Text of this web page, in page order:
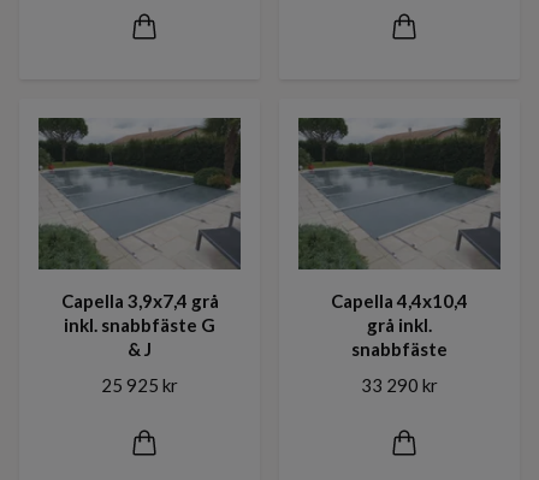
Capella 3,9x7,4 grå
inkl. snabbfäste G
& J
25 925 kr
Capella 4,4x10,4
grå inkl.
snabbfäste
33 290 kr